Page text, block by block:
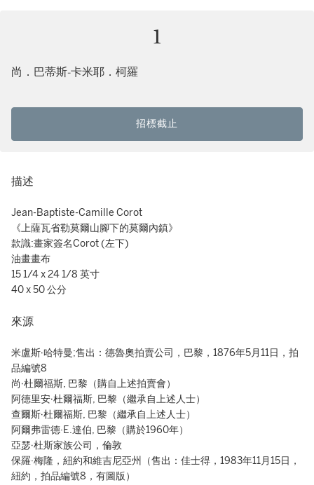
1
尚．巴蒂斯-卡米耶．柯羅
招標截止
描述
Jean-Baptiste-Camille Corot
《上薩瓦省勒莫爾山腳下的莫爾內鎮》
款識:畫家簽名Corot (左下)
油畫畫布
15 1/4 x 24 1/8 英寸
40 x 50 公分
來源
米盧斯∙哈特曼;售出：德魯奧拍賣公司，巴黎，1876年5月11日，拍
品編號8
尚∙杜爾福斯, 巴黎（購自上述拍賣會）
阿德里安∙杜爾福斯, 巴黎（繼承自上述人士）
查爾斯∙杜爾福斯, 巴黎（繼承自上述人士）
阿爾弗雷德·E.達伯, 巴黎（購於1960年）
亞瑟∙杜斯家族公司，倫敦
保羅·梅隆，紐約和維吉尼亞州（售出：佳士得，1983年11月15日，
紐約，拍品編號8，有圖版）